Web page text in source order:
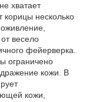
хватает
корицы несколько
весело
фейерверка.
ограничено
кожи. В
кожи,